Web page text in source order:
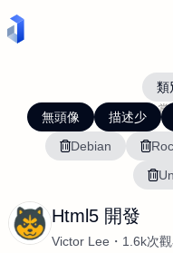
類
當
無頭像 描述少
Debian
Html5 開發
Victor Lee 1.6k次